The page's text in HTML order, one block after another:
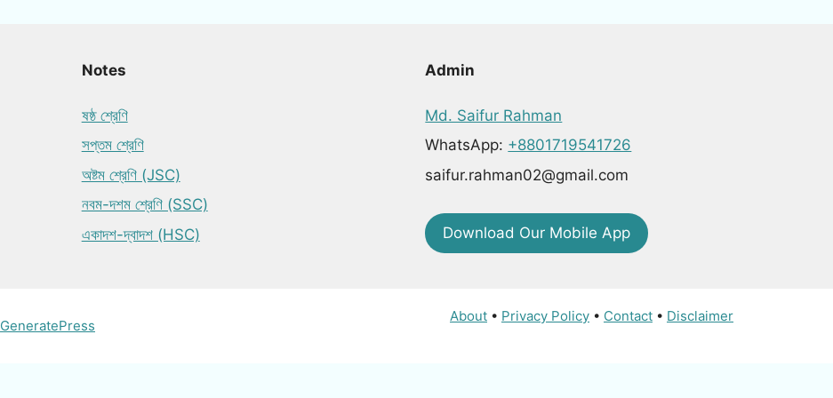
Notes
ষষ্ঠ শ্রেণি
সপ্তম শ্রেণি
অষ্টম শ্রেণি (JSC)
নবম-দশম শ্রেণি (SSC)
একাদশ-দ্বাদশ (HSC)
Admin
Md. Saifur Rahman
WhatsApp: +8801719541726
saifur.rahman02@gmail.com
Download Our Mobile App
About • Privacy Policy • Contact • Disclaimer
GeneratePress